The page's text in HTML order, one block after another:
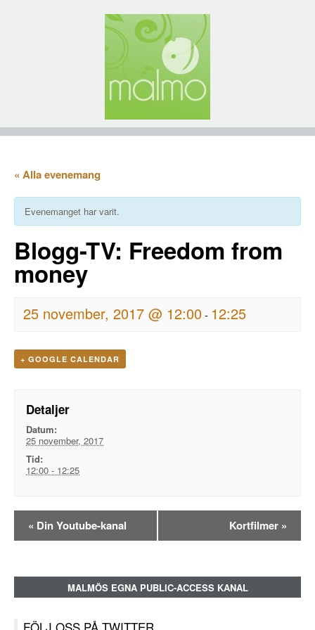
« Alla evenemang
Evenemanget har varit.
Blogg-TV: Freedom from
money
25 november, 2017 @ 12:00- 12:25
+ GOOGLE CALENDAR
Detaljer
Datum:
25 november, 2017
Tid:
12:00 - 12:25
Evenemangsnavigation
« Din Youtube-kanal Kortfilmer »
MALMÖS EGNA PUBLIC-ACCESS KANAL